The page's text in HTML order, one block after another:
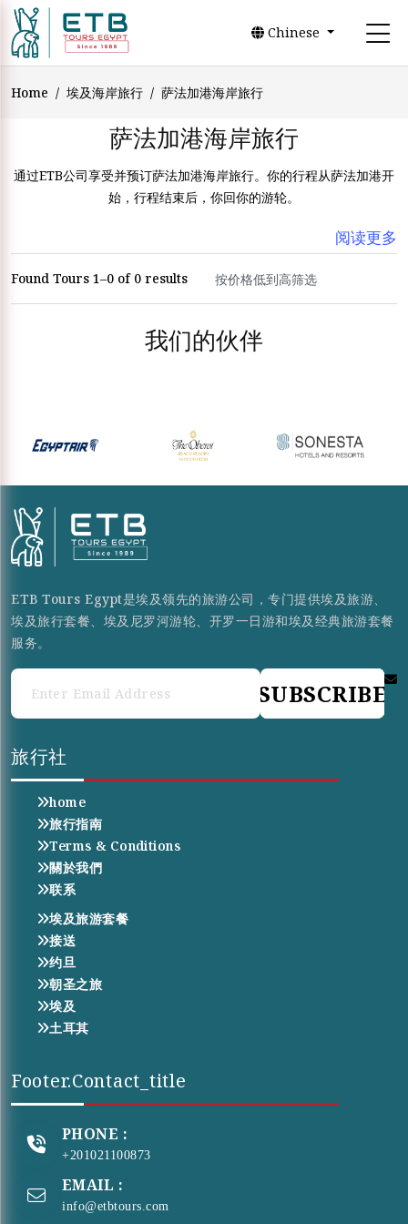
Chinese
Home 埃及海岸旅行 萨法加港海岸旅行
萨法加港海岸旅行
通过ETB公司享受并预订萨法加港海岸旅行。你的行程从萨法加港开
始，行程结束后，你回你的游轮。
阅读更多
Found Tours 1–0 of 0 results
我们的伙伴
ETB Tours Egypt是埃及领先的旅游公司，专门提供埃及旅游、
埃及旅行套餐、埃及尼罗河游轮、开罗一日游和埃及经典旅游套餐
服务。
SUBSCRIBE
旅行社
home
旅行指南
Terms & Conditions
關於我們
联系
埃及旅游套餐
接送
约旦
朝圣之旅
埃及
土耳其
Footer.contact_title
PHONE :
+201021100873
EMAIL :
info@etbtours.com